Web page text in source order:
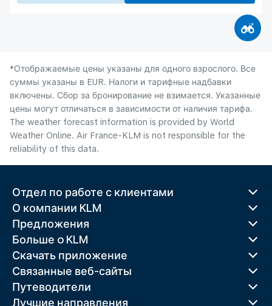
*Отображаемые цены указаны для одного взрослого. Все
суммы указаны в EUR. Налоги и тарифные надбавки
включены. Сбор за бронирование не взимается. Указанные
цены могут отличаться в зависимости от наличия тарифа.
The weather forecast information is provided by World
Weather Online. Air France-KLM is not responsible for the
reliability of this data.
Отдел по работе с клиентами
О компании KLM
Предложения
Больше o KLM
Скачать приложение
Связанные веб-сайты
Путеводители
Лучшие направления